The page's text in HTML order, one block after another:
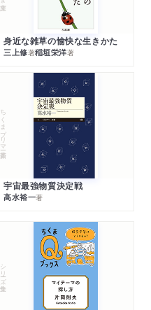
身近な雑草の愉快な生きかた
三上修著稲垣栄洋著
ちくまプリマー新書
宇宙最強物質決定戦
高水裕一著
シリーズ・全集